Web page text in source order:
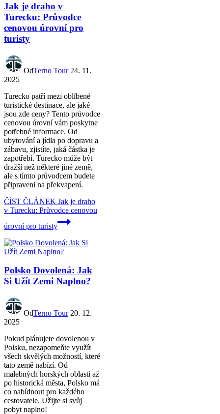
Jak je draho v
Turecku: Průvodce
cenovou úrovní pro
turisty
OdTerno Tour 24. 11.
2025
Turecko patří mezi oblíbené
turistické destinace, ale jaké
jsou zde ceny? Tento průvodce
cenovou úrovní vám poskytne
potřebné informace. Od
ubytování a jídla po dopravu a
zábavu, zjistíte, jaká částka je
zapotřebí. Turecko může být
dražší než některé jiné země,
ale s tímto průvodcem budete
připraveni na překvapení.
ČÍST ČLÁNEK Jak je draho
v Turecku: Průvodce cenovou
úrovní pro turisty
Polsko Dovolená: Jak
Si Užít Zemi Naplno?
OdTerno Tour 20. 12.
2025
Pokud plánujete dovolenou v
Polsku, nezapomeňte využít
všech skvělých možností, které
tato země nabízí. Od
malebných horských oblastí až
po historická města, Polsko má
co nabídnout pro každého
cestovatele. Užijte si svůj
pobyt naplno!